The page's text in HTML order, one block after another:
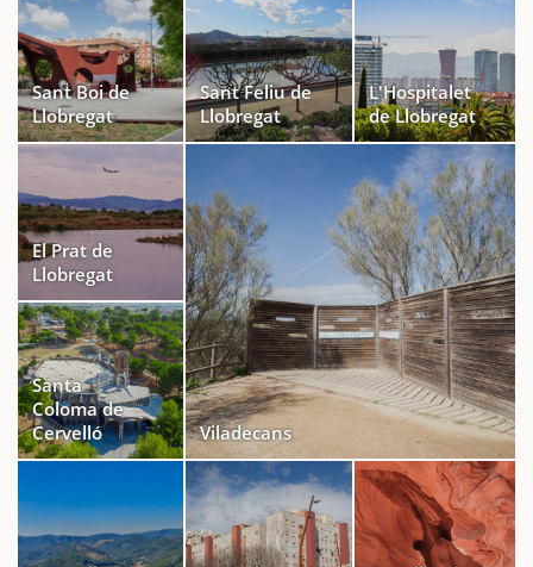
Sant Boi de
Llobregat
Sant Feliu de
Llobregat
L'Hospitalet
de Llobregat
El Prat de
Llobregat
Santa
Coloma de
Cervelló
Viladecans